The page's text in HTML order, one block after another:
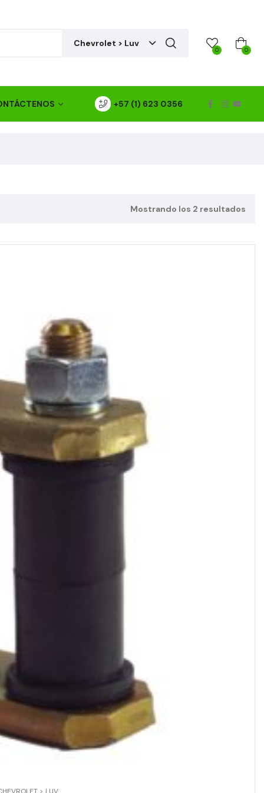
Chevrolet > Luv
0 0
+57 (1) 623 0356
Mostrando los 2 resultados